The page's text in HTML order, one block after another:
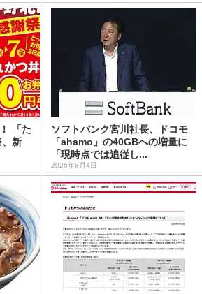
「た
、新
ソフトバンク宮川社長、ドコモ
「ahamo」の40GBへの増量に
「現時点では追従し...
2026年8月4日